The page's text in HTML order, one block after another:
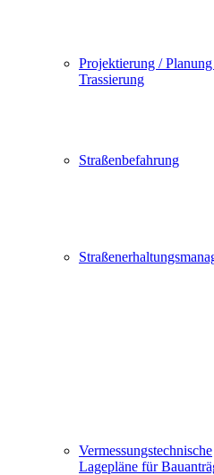
Projektierung /
Trassierung
Straßenbefahrung
Vermessungstechnische
Lagepläne für